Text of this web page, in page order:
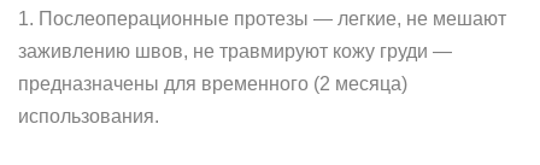
1. Послеоперационные протезы — легкие, не мешают
заживлению швов, не травмируют кожу груди —
предназначены для временного (2 месяца)
использования.